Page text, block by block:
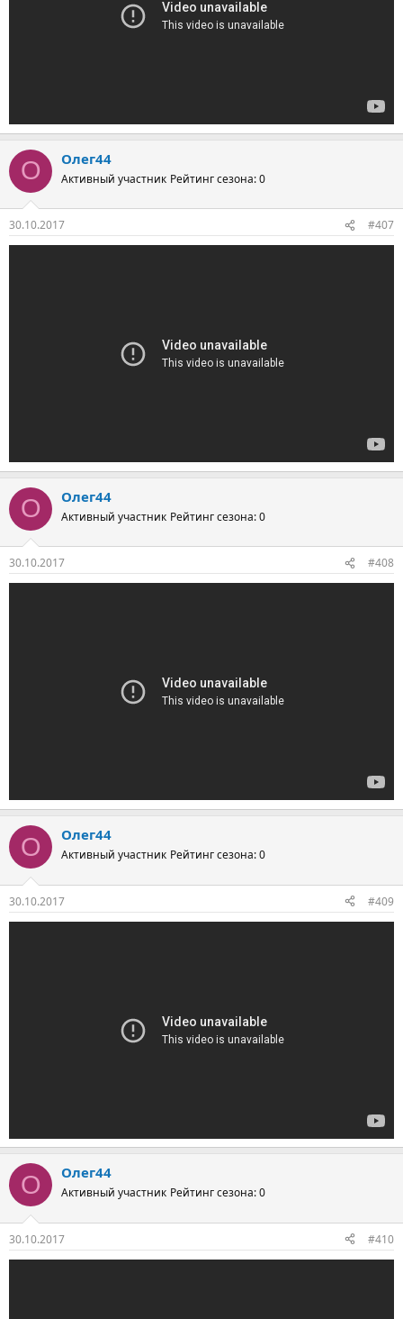
О Олег44
Активный участник Рейтинг сезона: 0
30.10.2017 #407
О Олег44
Активный участник Рейтинг сезона: 0
30.10.2017 #408
О Олег44
Активный участник Рейтинг сезона: 0
30.10.2017 #409
О Олег44
Активный участник Рейтинг сезона: 0
30.10.2017 #410